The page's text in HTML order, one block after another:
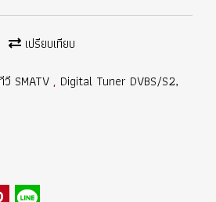
เปรียบเทียบ
SMATV , Digital Tuner DVBS/S2,